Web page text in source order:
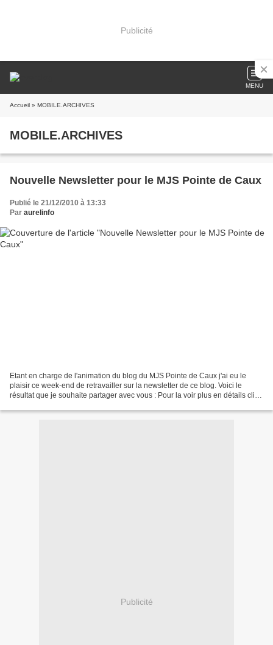
Publicité
MENU
Accueil » MOBILE.ARCHIVES
MOBILE.ARCHIVES
Nouvelle Newsletter pour le MJS Pointe de Caux
Publié le 21/12/2010 à 13:33
Par aurelinfo
Etant en charge de l'animation du blog du MJS Pointe de Caux j'ai eu le
plaisir ce week-end de retravailler sur la newsletter de ce blog. Voici le
résultat que je souhaite partager avec vous : Pour la voir plus en détails clic
Publicité